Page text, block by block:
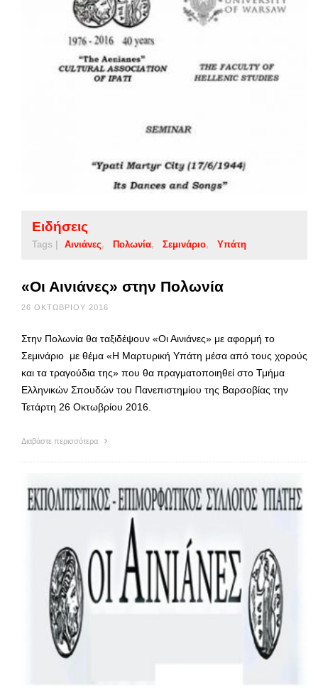
Ειδήσεις
Tags | Αινιάνες Πολωνία Σεμινάριο Υπάτη
«Οι Αινιάνες» στην Πολωνία
26 ΟΚΤΩΒΡΊΟΥ 2016
Στην Πολωνία θα ταξιδέψουν «Οι Αινιάνες» με αφορμή το
Σεμινάριο με θέμα «Η Μαρτυρική Υπάτη μέσα από τους χορούς
και τα τραγούδια της» που θα πραγματοποιηθεί στο Τμήμα
Ελληνικών Σπουδών του Πανεπιστημίου της Βαρσοβίας την
Τετάρτη 26 Οκτωβρίου 2016.
Διαβάστε περισσότερα